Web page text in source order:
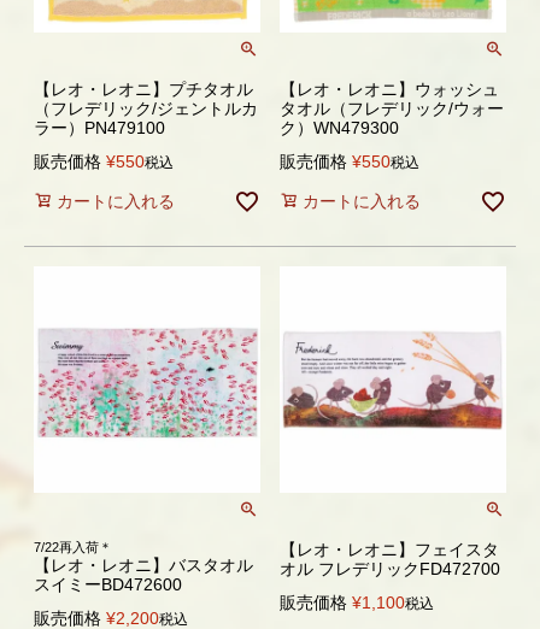
【レオ・レオニ】プチタオル
（フレデリック/ジェントルカ
ラー）PN479100
販売価格 ¥550税込
カートに入れる
【レオ・レオニ】ウォッシュ
タオル（フレデリック/ウォー
ク）WN479300
販売価格 ¥550税込
カートに入れる
7/22再入荷＊
【レオ・レオニ】バスタオル
スイミーBD472600
販売価格 ¥2,200税込
【レオ・レオニ】フェイスタ
オル フレデリックFD472700
販売価格 ¥1,100税込